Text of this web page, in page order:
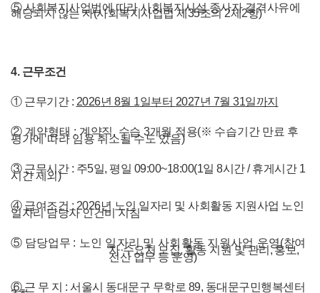
⑤ 사회복지사업법에 따라 사회복지시설 종사자 결격사유에
해당되지 않는 자(사회복지사업법 제35조의 2제2항)
4.근무조건
① 근무기간 : 2026년 8월 1일부터 2027년 7월 31일까지
② 계약형태 : 계약직, 수습 3개월 적용(※ 수습기간 만료 후
평가에 따라 임용 취소될 수도 있음)
③ 근무시간 : 주5일, 평일 09:00~18:00(1일 8시간 / 휴게시간 1
시간 제외)
④ 급여조건 : 2026년 노인 일자리 및 사회활동 지원사업 노인
일자리 담당자 인건비 지침
⑤ 담당업무 : 노인 일자리 및 사회활동 지원사업 운영(참여
자·수요처 모집, 활동 지원 및 관리 , 홍보,
전산 업무 등 운영)
⑥ 근 무 지 : 서울시 동대문구 무학로 89, 동대문구민행복센터